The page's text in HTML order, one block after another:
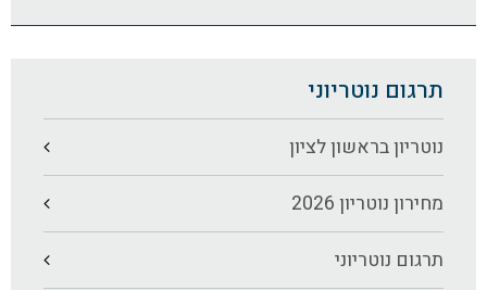
תרגום נוטריוני
נוטריון בראשון לציון
מחירון נוטריון 2026
תרגום נוטריוני